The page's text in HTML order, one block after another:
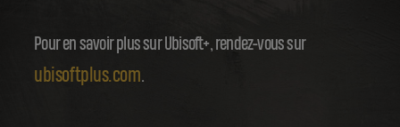
Pour en savoir plus sur Ubisoft+, rendez-vous sur
ubisoftplus.com.